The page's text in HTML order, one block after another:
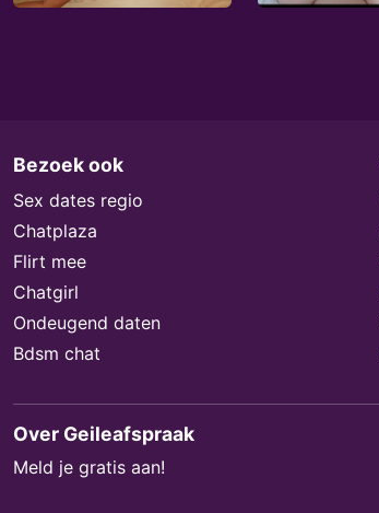
Bezoek ook
Sex dates regio
Chatplaza
Flirt mee
Chatgirl
Ondeugend daten
Bdsm chat
Over Geileafspraak
Meld je gratis aan!